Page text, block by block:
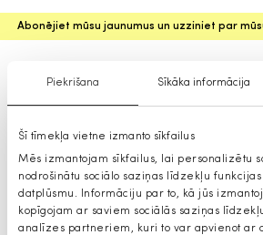
Piekrišana Sīkāka informācija
Šī tīmekļa vietne izmanto sīkfailus
Mēs izmantojam sīkfailus, lai personalizētu
nodrošinātu sociālo saziņas līdzekļu
datplūsmu. Informāciju par to, kā jūs
kopīgojam ar saviem sociālās saziņas
analīzes partneriem, kuri to var apvienot ar
Abonējiet mūsu jaunumus un uzziniet par
Platmales